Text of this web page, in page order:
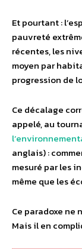
Et pourtant :
pauvreté
récentes, les
moyen par
progression de
Ce décalage
appelé, au
anglais) :
mesuré par les
même que les
Ce paradoxe ne
Mais il en